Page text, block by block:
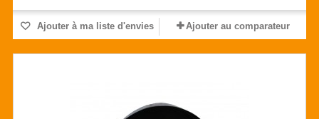
Ajouter à ma liste d'envies Ajouter au comparateur